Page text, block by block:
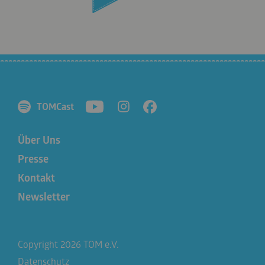
TOMCast
Über Uns
Presse
Kontakt
Newsletter
Copyright 2026 TOM e.V.
Datenschutz